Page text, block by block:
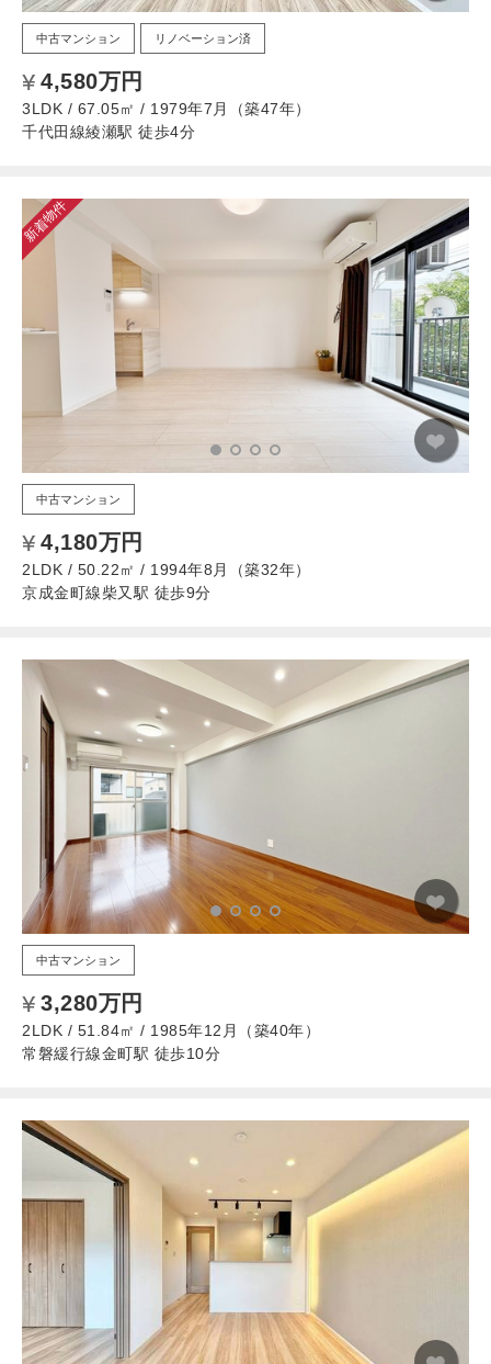
中古マンション リノベーション済
4,580万円
3LDK / 67.05㎡ / 1979年7月（築47年）
千代田線綾瀬駅 徒歩4分
新着物件
中古マンション
4,180万円
2LDK / 50.22㎡ / 1994年8月（築32年）
京成金町線柴又駅 徒歩9分
中古マンション
3,280万円
2LDK / 51.84㎡ / 1985年12月（築40年）
常磐緩行線金町駅 徒歩10分